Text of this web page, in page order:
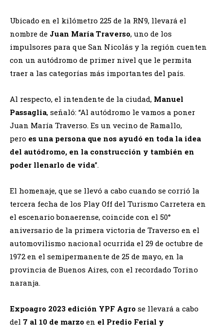
Ubicado en el kilómetro 225 de la RN9, llevará el
nombre de Juan María Traverso, uno de los
impulsores para que San Nicolás y la región cuenten
con un autódromo de primer nivel que le permita
traer a las categorías más importantes del país.
Al respecto, el intendente de la ciudad, Manuel
Passaglia, señaló: “Al autódromo le vamos a poner
Juan María Traverso. Es un vecino de Ramallo,
pero es una persona que nos ayudó en toda la idea
del autódromo, en la construcción y también en
poder llenarlo de vida”.
El homenaje, que se llevó a cabo cuando se corrió la
tercera fecha de los Play Off del Turismo Carretera en
el escenario bonaerense, coincide con el 50°
aniversario de la primera victoria de Traverso en el
automovilismo nacional ocurrida el 29 de octubre de
1972 en el semipermanente de 25 de mayo, en la
provincia de Buenos Aires, con el recordado Torino
naranja.
Expoagro 2023 edición YPF Agro se llevará a cabo
del 7 al 10 de marzo en el Predio Ferial y